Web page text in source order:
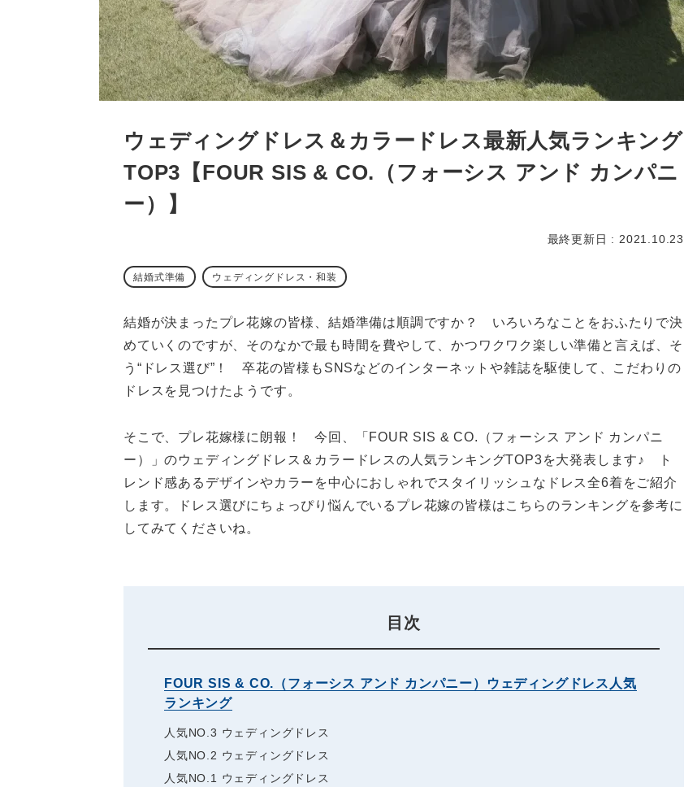
ウェディングドレス＆カラードレス最新人気ランキング
TOP3【FOUR SIS & CO.（フォーシス アンド カンパニ
ー）】
最終更新日 : 2021.10.23
結婚式準備 ウェディングドレス・和装
結婚が決まったプレ花嫁の皆様、結婚準備は順調ですか？ いろいろなことをおふたりで決
めていくのですが、そのなかで最も時間を費やして、かつワクワク楽しい準備と言えば、そ
う“ドレス選び”！ 卒花の皆様もSNSなどのインターネットや雑誌を駆使して、こだわりの
ドレスを見つけたようです。
そこで、プレ花嫁様に朗報！ 今回、「FOUR SIS & CO.（フォーシス アンド カンパニ
ー）」のウェディングドレス＆カラードレスの人気ランキングTOP3を大発表します♪ ト
レンド感あるデザインやカラーを中心におしゃれでスタイリッシュなドレス全6着をご紹介
します。ドレス選びにちょっぴり悩んでいるプレ花嫁の皆様はこちらのランキングを参考に
してみてくださいね。
目次
FOUR SIS & CO.（フォーシス アンド カンパニー）ウェディングドレス人気
ランキング
人気NO.3 ウェディングドレス
人気NO.2 ウェディングドレス
人気NO.1 ウェディングドレス